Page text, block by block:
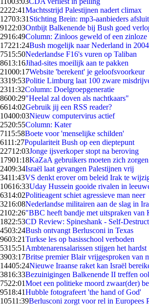
2222:41Machtsstrijd Palestijnen nadert climax
12703:31 Stichting Brein: mp3-aanbieders
91 22:03Ontbijt Balkenende bij Bush goed
2916:49Column: Zinloos geweld of een zinloze
17221:24Bush mogelijk naar Nederland in 2004
7515:50Nederlandse F16's vuren op Taliban
8613:16Jihad-sites moeilijk aan te pakken
21000:17Website 'berekent' je geloofsvoorkeur
3319:53Politie Limburg laat 100 zware
2311:32Column: Doelgroepgeneratie
8600:29"Heelal zal doven als nachtkaars"
6614:02Gebruik jij een RSS reader?
10400:03Nieuw computervirus actief
2520:55Column: Kater
7115:58Boete voor 'menselijke schilden'
6111:27Populariteit Bush op een dieptepunt
22712:03Jonge ijsverkoper stopt na beroving
17901:18KaZaA gebruikers moeten zich
2409:34Israël laat gevangen Palestijnen vrij
3411:43VS denkt erover om beleid Irak te
10616:33Uday Hussein gooide rivalen in
6314:02Politieagent schiet agressieve man neer
3216:08Nederlandse militairen aan de slag in
2102:26"BBC heeft bandje met uitspraken van
1822:53CD Review: Spineshank - Self-
4503:24Bush ontvangt Berlusconi in Texas
9603:21Turkse les op basisschool verboden
5315:51 Ambtenarensalarissen stijgen het hardst
3903:17Britse premier Blair vrijgesproken van
14405:24Nieuwe Iraanse raket kan Israël
3816:33Bezuinigingen Balkenende II treffen
7522:01Moet een politieke moord zwaar(der)
9518:41Hubble fotografeert 'the hand of God'
10511:39Berlusconi zorgt voor rel in Europees